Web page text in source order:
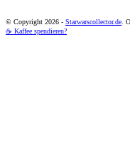
© Copyright 2026 - Starwarscollector.de .
☕ Kaffee spendieren?